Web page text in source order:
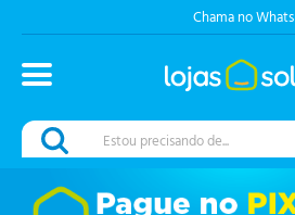
Chama no Whats
Estou precisando de...